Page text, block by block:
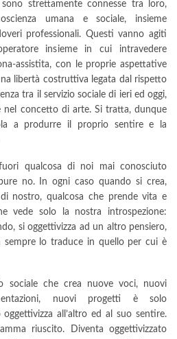
sono strettamente connesse tra loro,
umana e sociale, insieme
professionali. Questi vanno agiti
insieme in cui intravedere
assistita, con le proprie aspettative
libertà costruttiva legata dal rispetto
tra il servizio sociale di ieri ed oggi,
nel concetto di arte. Si tratta, dunque
a produrre il proprio sentire e la
qualcosa di noi mai conosciuto
no. In ogni caso quando si crea,
nostro, qualcosa che prende vita e
vede solo la nostra introspezione:
si oggettivizza ad un altro pensiero,
lo traduce in quello per cui è
sociale che crea nuove voci, nuovi
nuovi progetti è solo
all’altro ed al suo sentire.
riuscito. Diventa oggettivizzato